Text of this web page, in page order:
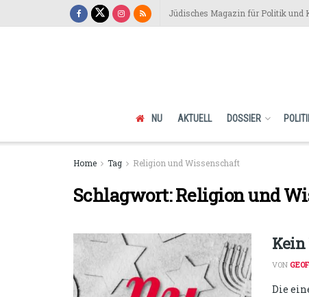
Jüdisches Magazin für Politik und
NU AKTUELL DOSSIER
Home Tag Religion und Wissenschaft
Schlagwort:Religion und
Kein
VON
Die